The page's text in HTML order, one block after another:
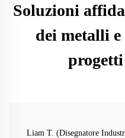
Soluzioni
dei metalli
Liam T. (Disegnatore